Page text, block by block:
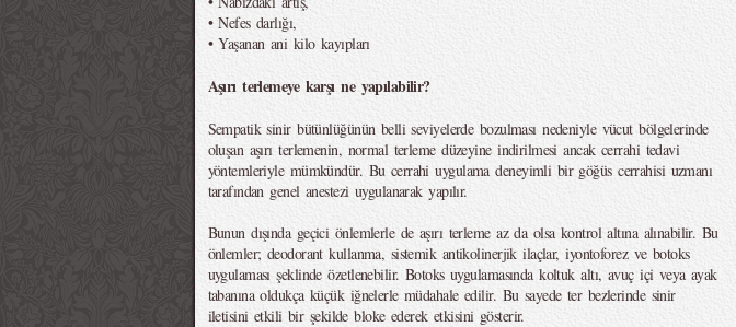
• Nefes darlığı,
• Yaşanan ani kilo kayıpları
Aşırı terlemeye karşı ne yapılabilir?
Sempatik sinir bütünlüğünün belli seviyelerde bozulması nedeniyle vücut bölgelerinde
oluşan aşırı terlemenin, normal terleme düzeyine indirilmesi ancak cerrahi tedavi
yöntemleriyle mümkündür. Bu cerrahi uygulama deneyimli bir göğüs cerrahisi uzmanı
tarafından genel anestezi uygulanarak yapılır.
Bunun dışında geçici önlemlerle de aşırı terleme az da olsa kontrol altına alınabilir. Bu
önlemler; deodorant kullanma, sistemik antikolinerjik ilaçlar, iyontoforez ve botoks
uygulaması şeklinde özetlenebilir. Botoks uygulamasında koltuk altı, avuç içi veya ayak
tabanına oldukça küçük iğnelerle müdahale edilir. Bu sayede ter bezlerinde sinir
iletisini etkili bir şekilde bloke ederek etkisini gösterir.